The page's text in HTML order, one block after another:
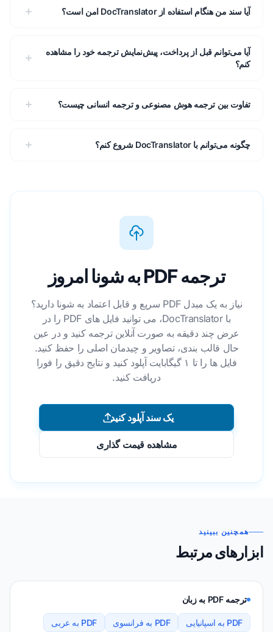
آیا سند من هنگام استفاده از DocTranslator امن است؟
آیا می‌توانم قبل از پرداخت، پیش‌نمایش ترجمه خود را مشاهده
کنم؟
تفاوت بین ترجمه هوش مصنوعی و ترجمه انسانی چیست؟
چگونه می‌توانم با DocTranslator شروع کنم؟
ترجمه PDF به شونا امروز
نیاز به یک مبدل PDF سریع و قابل اعتماد به شونا دارید؟
با DocTranslator، می توانید فایل های PDF را در
عرض چند دقیقه به صورت آنلاین ترجمه کنید و در عین
حال قالب بندی، تصاویر و چیدمان اصلی را حفظ کنید.
فایل ها را تا ۱ گیگابایت آپلود کنید و نتایج دقیق را فورا
دریافت کنید.
یک سند آپلود کنید
مشاهده قیمت گذاری
همچنین ببینید
ابزارهای مرتبط
ترجمه PDF به زبان
PDF به اسپانیایی PDF به فرانسوی
PDF به عربی